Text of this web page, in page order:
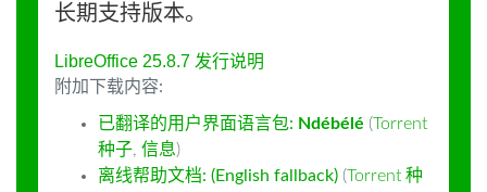
长期支持版本。
LibreOffice 25.8.7 发行说明
附加下载内容:
已翻译的用户界面语言包: Ndébélé (Torrent
种子, 信息)
离线帮助文档: (English fallback) (Torrent 种